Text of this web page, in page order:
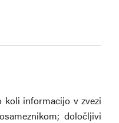
koli informacijo v zvezi
določljivi